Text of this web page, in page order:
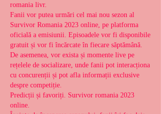
romania livr.
Fanii vor putea urmări cel mai nou sezon al
Survivor Romania 2023 online, pe platforma
oficială a emisiunii. Episoadele vor fi disponibile
gratuit și vor fi încărcate în fiecare săptămână.
De asemenea, vor exista și momente live pe
rețelele de socializare, unde fanii pot interacționa
cu concurenții și pot afla informații exclusive
despre competiție.
Predicții și favoriți. Survivor romania 2023
online.